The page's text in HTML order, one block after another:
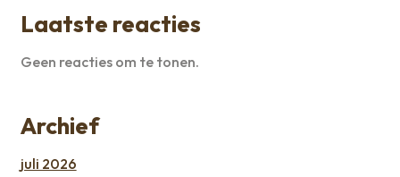
Laatste reacties
Geen reacties om te tonen.
Archief
juli 2026